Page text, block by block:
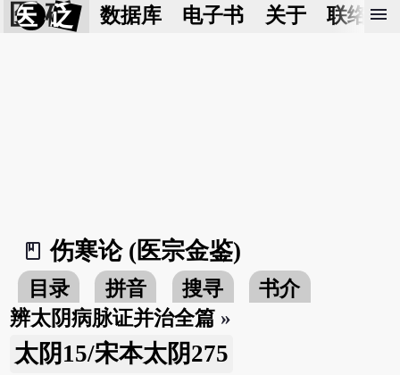
医 砭 数据库 电子书 关于 联络我
menu
book_2
伤寒论 (医宗金鉴)
目录 拼音 搜寻
书介
辨太阴病脉证并治全篇 »
太阴15/宋本太阴275